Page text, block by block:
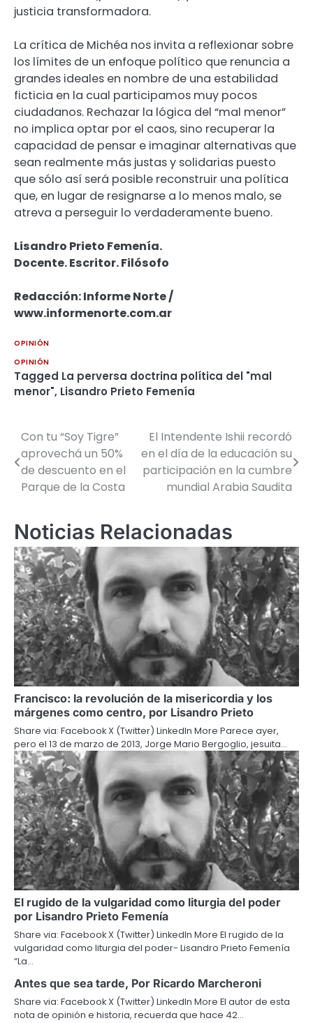
justicia transformadora.
La crítica de Michéa nos invita a reflexionar sobre
los límites de un enfoque político que renuncia a
grandes ideales en nombre de una estabilidad
ficticia en la cual participamos muy pocos
ciudadanos. Rechazar la lógica del “mal menor”
no implica optar por el caos, sino recuperar la
capacidad de pensar e imaginar alternativas que
sean realmente más justas y solidarias puesto
que sólo así será posible reconstruir una política
que, en lugar de resignarse a lo menos malo, se
atreva a perseguir lo verdaderamente bueno.
Lisandro Prieto Femenía.
Docente. Escritor. Filósofo
Redacción: Informe Norte /
www.informenorte.com.ar
OPINIÓN
OPINIÓN
Tagged La perversa doctrina política del "mal
menor", Lisandro Prieto Femenía
Navegación
de
entradas
Con tu “Soy Tigre”
aprovechá un 50%
de descuento en el
Parque de la Costa
El Intendente Ishii recordó
en el día de la educación su
participación en la cumbre
mundial Arabia Saudita
Noticias Relacionadas
Francisco: la revolución de la misericordia y los
márgenes como centro, por Lisandro Prieto
Share via: Facebook X (Twitter) LinkedIn More Parece ayer,
pero el 13 de marzo de 2013, Jorge Mario Bergoglio, jesuita…
El rugido de la vulgaridad como liturgia del poder
por Lisandro Prieto Femenía
Share via: Facebook X (Twitter) LinkedIn More El rugido de la
vulgaridad como liturgia del poder- Lisandro Prieto Femenía
“La…
Antes que sea tarde, Por Ricardo Marcheroni
Share via: Facebook X (Twitter) LinkedIn More El autor de esta
nota de opinión e historia, recuerda que hace 42…